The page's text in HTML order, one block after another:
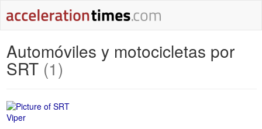
Automóviles y motocicletas por
SRT (1)